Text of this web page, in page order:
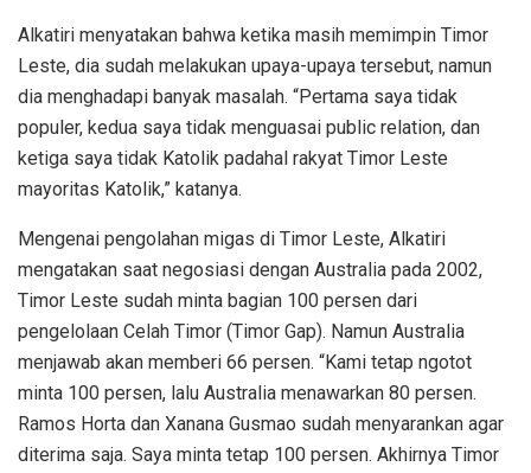
Alkatiri menyatakan bahwa ketika masih memimpin Timor
Leste, dia sudah melakukan upaya-upaya tersebut, namun
dia menghadapi banyak masalah. “Pertama saya tidak
populer, kedua saya tidak menguasai public relation, dan
ketiga saya tidak Katolik padahal rakyat Timor Leste
mayoritas Katolik,” katanya.
Mengenai pengolahan migas di Timor Leste, Alkatiri
mengatakan saat negosiasi dengan Australia pada 2002,
Timor Leste sudah minta bagian 100 persen dari
pengelolaan Celah Timor (Timor Gap). Namun Australia
menjawab akan memberi 66 persen. “Kami tetap ngotot
minta 100 persen, lalu Australia menawarkan 80 persen.
Ramos Horta dan Xanana Gusmao sudah menyarankan agar
diterima saja. Saya minta tetap 100 persen. Akhirnya Timor